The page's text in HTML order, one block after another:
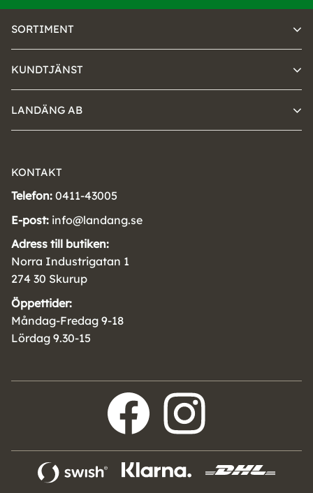
SORTIMENT
KUNDTJÄNST
LANDÄNG AB
KONTAKT
Telefon: 0411-43005
E-post: info@landang.se
Adress till butiken:
Norra Industrigatan 1
274 30 Skurup
Öppettider:
Måndag-Fredag 9-18
Lördag 9.30-15